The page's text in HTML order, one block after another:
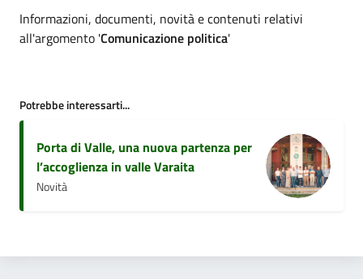
Dettagli argomento
Informazioni, documenti, novità e contenuti relativi
all'argomento 'Comunicazione politica'
Potrebbe interessarti...
Porta di Valle, una nuova partenza per
l’accoglienza in valle Varaita
Novità